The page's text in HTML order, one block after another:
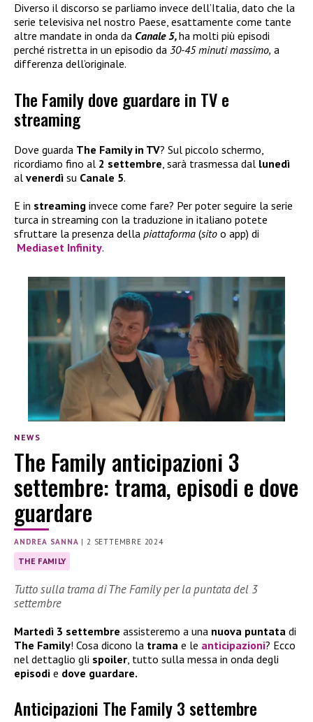
Diverso il discorso se parliamo invece dell’Italia, dato che la
serie televisiva nel nostro Paese, esattamente come tante
altre mandate in onda da Canale 5,ha molti più episodi
perché ristretta in un episodio da 30-45 minuti massimo, a
differenza dell’originale.
The Family dove guardare in TV e
streaming
Dove guarda The Family in TV? Sul piccolo schermo,
ricordiamo fino al 2 settembre , sarà trasmessa dal lunedì
al venerdì su Canale 5.
E in streaming invece come fare? Per poter seguire la serie
turca in streaming con la traduzione in italiano potete
sfruttare la presenza della piattaforma (sito o app) di
Mediaset Infinity.
NEWS
The Family anticipazioni 3
settembre: trama, episodi e dove
guardare
ANDREA SANNA |2 SETTEMBRE 2024
THE FAMILY
Tutto sulla trama di The Family per la puntata del 3
settembre
Martedì 3 settembre assisteremo a una nuova puntata di
The Family! Cosa dicono la trama e le anticipazioni? Ecco
nel dettaglio gli spoiler , tutto sulla messa in onda degli
episodi e dove guardare.
Anticipazioni The Family 3 settembre